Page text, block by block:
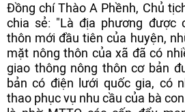
Đồng chí Thào A Phềnh, Chủ
chia sẻ: "Là địa phương được
thôn mới đầu tiên của huyện,
mặt nông thôn của xã đã có
giao thông nông thôn cơ bản
bản có điện lưới quốc gia, có
thao phục vụ nhu cầu của bà